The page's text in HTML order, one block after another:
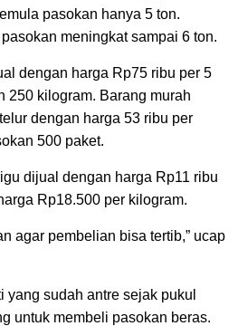
pasokan hanya 5 ton.
meningkat sampai 6 ton.
dengan harga Rp75 ribu per 5
250 kilogram. Barang murah
dengan harga 53 ribu per
500 paket.
dijual dengan harga Rp11 ribu
Rp18.500 per kilogram.
agar pembelian bisa tertib,” ucap
yang sudah antre sejak pukul
untuk membeli pasokan beras.